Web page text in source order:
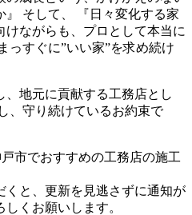
』 そして、 『日々変化する家
ながらも、プロとして本当に
っすぐに”いい家”を求め続け
、地元に貢献する工務店とし
、守り続けているお約束で
市でおすすめの工務店の施工
くと、更新を見逃さずに通知が
くお願いします。